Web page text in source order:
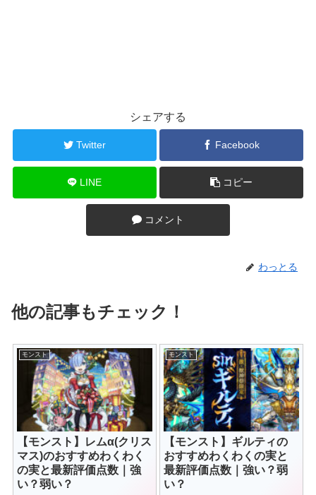
シェアする
Twitter Facebook
LINE コピー
コメント
わっとる
他の記事もチェック！
モンスト
【モンスト】レムα(クリス
マス)のおすすめわくわく
の実と最新評価点数｜強
い？弱い？
モンスト
【モンスト】ギルティの
おすすめわくわくの実と
最新評価点数｜強い？弱
い？